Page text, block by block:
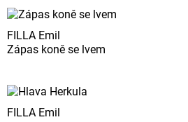
FILLA Emil
Zápas koně se lvem
FILLA Emil